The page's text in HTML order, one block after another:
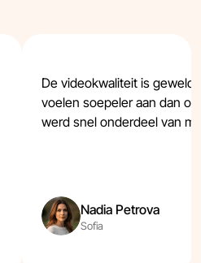
De videokwaliteit is
voelen soepeler aan dan
werd snel onderdeel van
Nadia Petrova
Sofia